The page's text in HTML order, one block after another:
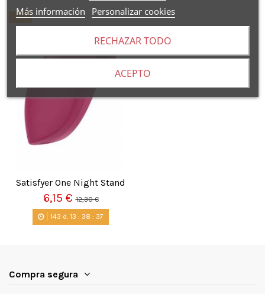
-50%
Satisfyer One Night Stand
6,15 €12,30 €
143 d. 13 : 38 : 36
Compra segura
Más información
Personalizar cookies
RECHAZAR TODO
ACEPTO